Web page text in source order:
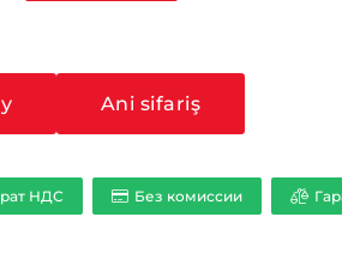
Ani sifariş
НДС Без комиссии